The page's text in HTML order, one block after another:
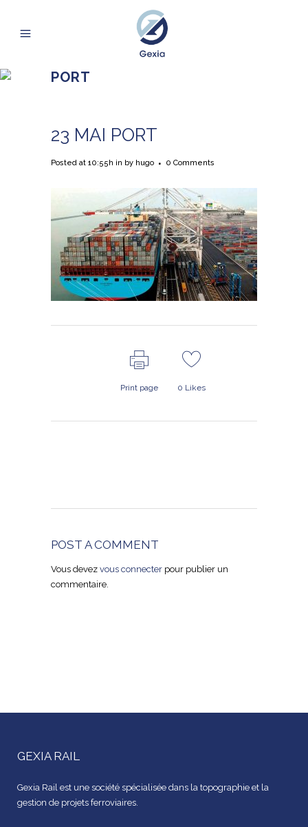
PORT
23 MAI PORT
Posted at 10:55h in by hugo 0 Comments
Print page 0 Likes
POST A COMMENT
Vous devez vous connecter pour publier un
commentaire.
GEXIA RAIL
Gexia Rail est une société spécialisée dans la topographie et la
gestion de projets ferroviaires.